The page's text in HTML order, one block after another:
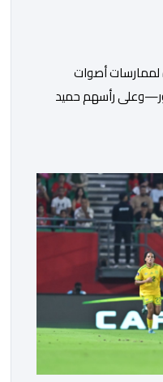
لممارسات أصوات
رأسهم حميد
عبر الاستغلال المقيت
انفعالاتهم
الوطن. وجاء بوح “أبو
هذه […]